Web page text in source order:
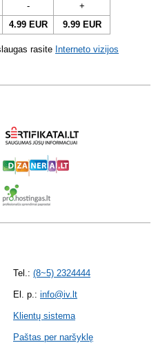
-
+
4.99 EUR 9.99 EUR
rasite Interneto vizijos
Tel.: (8~5) 2324444
El. p.: info@iv.lt
Klientų sistema
Paštas per naršyklę